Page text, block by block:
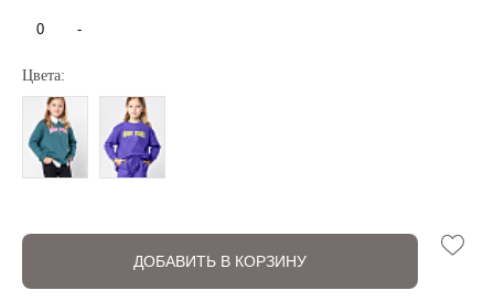
Запомнить меня на этом компьютере
0 -
Цвета:
ДОБАВИТЬ В КОРЗИНУ